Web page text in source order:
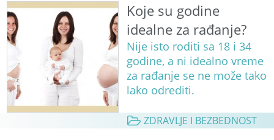
Koje su godine
idealne za rađanje?
Nije isto roditi sa 18 i 34
godine, a ni idealno vreme
za rađanje se ne može tako
lako odrediti.
ZDRAVLJE I BEZBEDNOST